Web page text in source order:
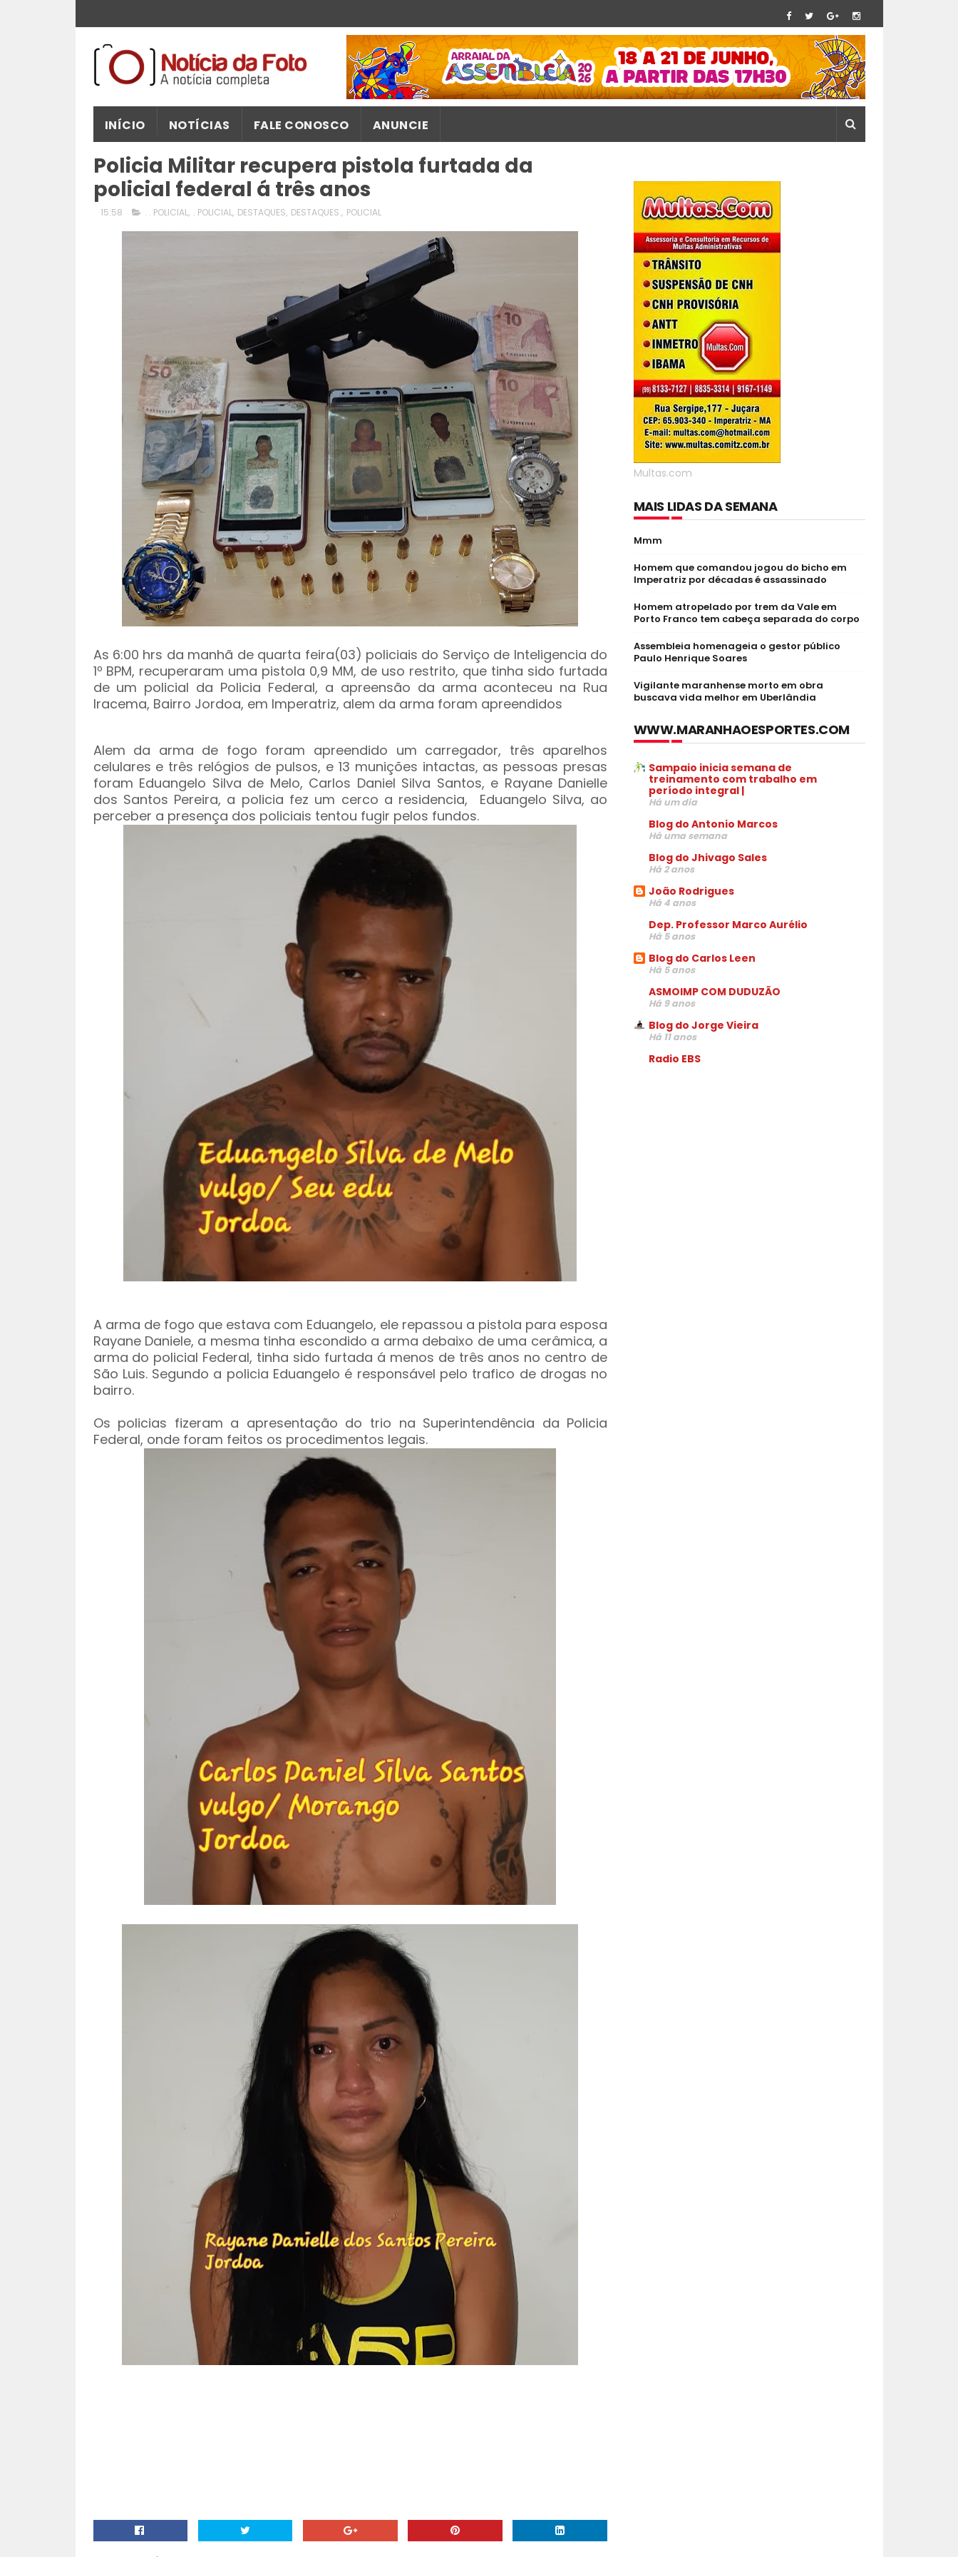
INÍCIO NOTÍCIAS FALE CONOSCO ANUNCIE
Policia Militar recupera pistola furtada da
policial federal á três anos
15:58 . . POLICIAL, . POLICIAL, DESTAQUES, DESTAQUES., POLICIAL
As 6:00 hrs da manhã de quarta feira(03) policiais do Serviço de Inteligencia do
1º BPM, recuperaram uma pistola 0,9 MM, de uso restrito, que tinha sido furtada
de um policial da Policia Federal, a apreensão da arma aconteceu na Rua
Iracema, Bairro Jordoa, em Imperatriz, alem da arma foram apreendidos
Alem da arma de fogo foram apreendido um carregador, três aparelhos
celulares e três relógios de pulsos, e 13 munições intactas, as pessoas presas
foram Eduangelo Silva de Melo, Carlos Daniel Silva Santos, e Rayane Danielle
dos Santos Pereira, a policia fez um cerco a residencia, Eduangelo Silva, ao
perceber a presença dos policiais tentou fugir pelos fundos.
A arma de fogo que estava com Eduangelo, ele repassou a pistola para esposa
Rayane Daniele, a mesma tinha escondido a arma debaixo de uma cerâmica, a
arma do policial Federal, tinha sido furtada á menos de três anos no centro de
São Luis. Segundo a policia Eduangelo é responsável pelo trafico de drogas no
bairro.
Os policias fizeram a apresentação do trio na Superintendência da Policia
Federal, onde foram feitos os procedimentos legais.
Multas.com
MAIS LIDAS DA SEMANA
Mmm
Homem que comandou jogou do bicho em
Imperatriz por décadas é assassinado
Homem atropelado por trem da Vale em
Porto Franco tem cabeça separada do corpo
Assembleia homenageia o gestor público
Paulo Henrique Soares
Vigilante maranhense morto em obra
buscava vida melhor em Uberlândia
WWW.MARANHAOESPORTES.COM
Sampaio inicia semana de
treinamento com trabalho em
período integral |
Há um dia
Blog do Antonio Marcos
Há uma semana
Blog do Jhivago Sales
Há 2 anos
João Rodrigues
Há 4 anos
Dep. Professor Marco Aurélio
Há 5 anos
Blog do Carlos Leen
Há 5 anos
ASMOIMP COM DUDUZÃO
Há 9 anos
Blog do Jorge Vieira
Há 11 anos
Radio EBS